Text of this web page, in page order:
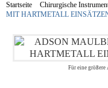
Startseite Chirurgische
MIT HARTMETALL
Für eine